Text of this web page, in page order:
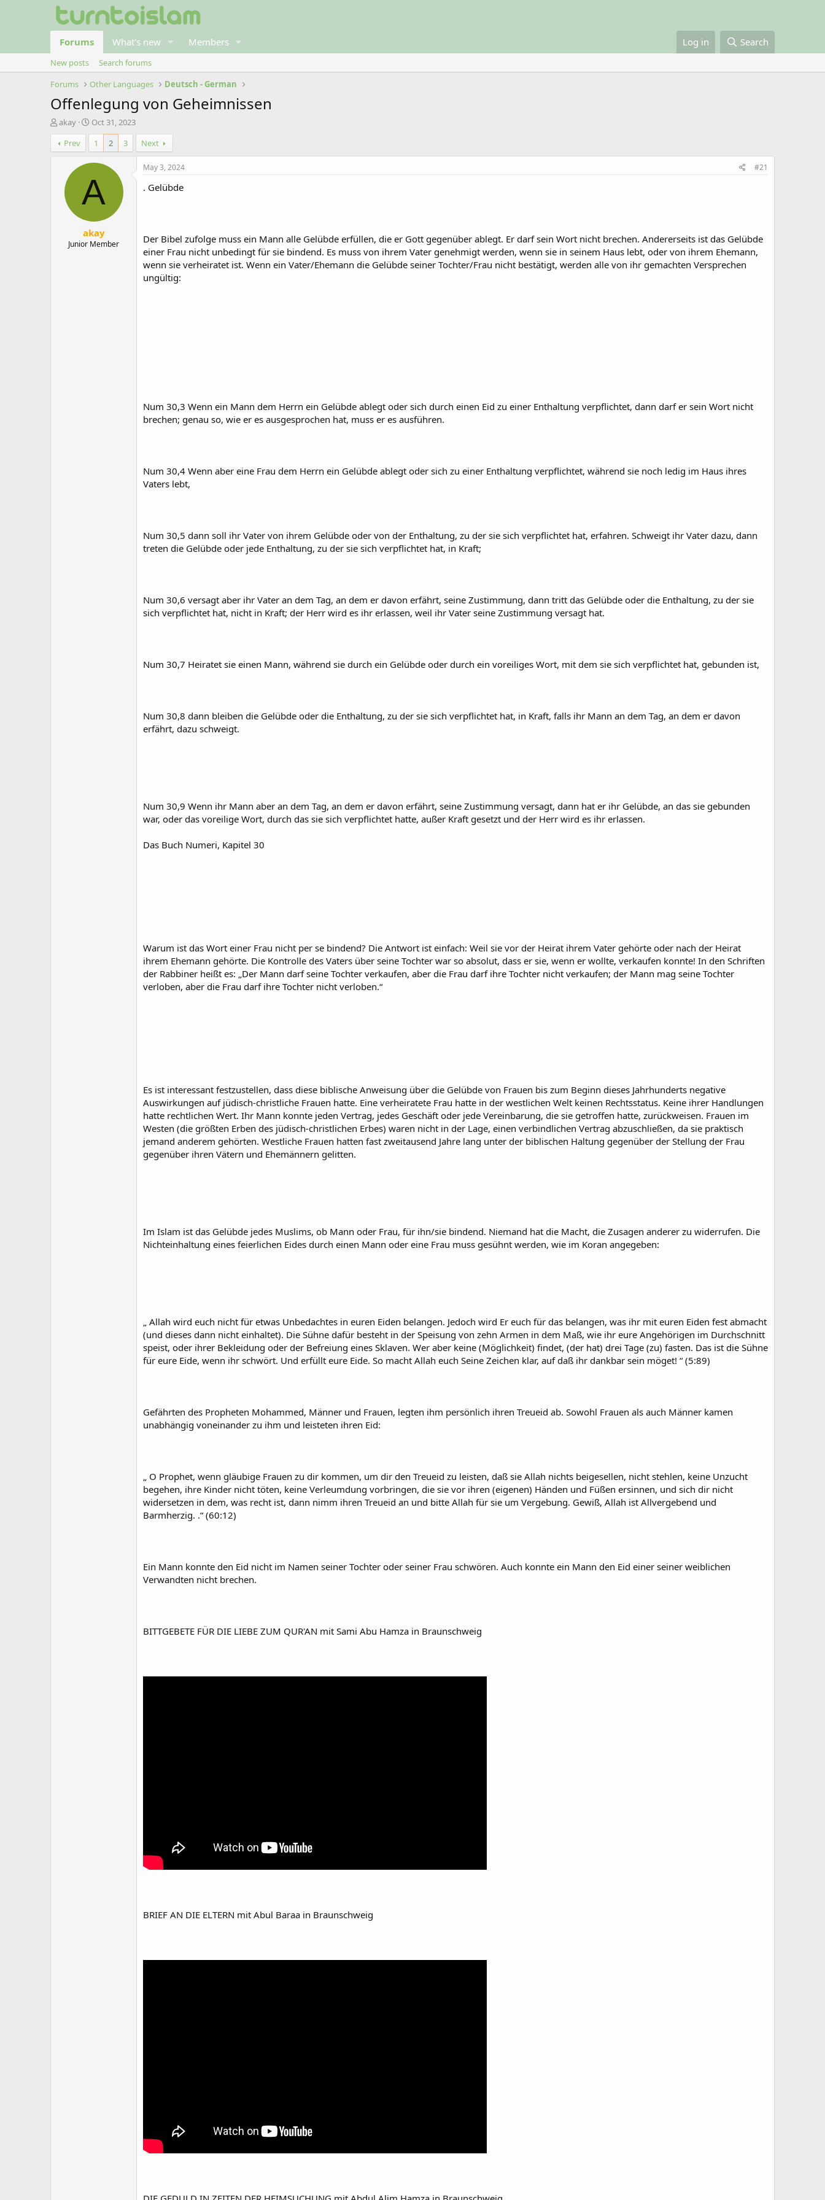
Forums What's new Members Log in Search
New posts
Search forums
Forums
Other Languages Deutsch - German
Offenlegung von Geheimnissen
T
h
r
e
akay
S
t
a
r
t
a
t
Oct 31, 2023
Prev
1 2 3 Next
A
akay
Junior Member
May 3, 2024 #21
. Gelübde
Der Bibel zufolge muss ein Mann alle Gelübde erfüllen, die er Gott gegenüber ablegt. Er darf sein Wort nicht brechen. Andererseits ist das Gelübde
einer Frau nicht unbedingt für sie bindend. Es muss von ihrem Vater genehmigt werden, wenn sie in seinem Haus lebt, oder von ihrem Ehemann,
wenn sie verheiratet ist. Wenn ein Vater/Ehemann die Gelübde seiner Tochter/Frau nicht bestätigt, werden alle von ihr gemachten Versprechen
ungültig:
Num 30,3 Wenn ein Mann dem Herrn ein Gelübde ablegt oder sich durch einen Eid zu einer Enthaltung verpflichtet, dann darf er sein Wort nicht
brechen; genau so, wie er es ausgesprochen hat, muss er es ausführen.
Num 30,4 Wenn aber eine Frau dem Herrn ein Gelübde ablegt oder sich zu einer Enthaltung verpflichtet, während sie noch ledig im Haus ihres
Vaters lebt,
Num 30,5 dann soll ihr Vater von ihrem Gelübde oder von der Enthaltung, zu der sie sich verpflichtet hat, erfahren. Schweigt ihr Vater dazu, dann
treten die Gelübde oder jede Enthaltung, zu der sie sich verpflichtet hat, in Kraft;
Num 30,6 versagt aber ihr Vater an dem Tag, an dem er davon erfährt, seine Zustimmung, dann tritt das Gelübde oder die Enthaltung, zu der sie
sich verpflichtet hat, nicht in Kraft; der Herr wird es ihr erlassen, weil ihr Vater seine Zustimmung versagt hat.
Num 30,7 Heiratet sie einen Mann, während sie durch ein Gelübde oder durch ein voreiliges Wort, mit dem sie sich verpflichtet hat, gebunden ist,
Num 30,8 dann bleiben die Gelübde oder die Enthaltung, zu der sie sich verpflichtet hat, in Kraft, falls ihr Mann an dem Tag, an dem er davon
erfährt, dazu schweigt.
Num 30,9 Wenn ihr Mann aber an dem Tag, an dem er davon erfährt, seine Zustimmung versagt, dann hat er ihr Gelübde, an das sie gebunden
war, oder das voreilige Wort, durch das sie sich verpflichtet hatte, außer Kraft gesetzt und der Herr wird es ihr erlassen.
Das Buch Numeri, Kapitel 30
Warum ist das Wort einer Frau nicht per se bindend? Die Antwort ist einfach: Weil sie vor der Heirat ihrem Vater gehörte oder nach der Heirat
ihrem Ehemann gehörte. Die Kontrolle des Vaters über seine Tochter war so absolut, dass er sie, wenn er wollte, verkaufen konnte! In den Schriften
der Rabbiner heißt es: „Der Mann darf seine Tochter verkaufen, aber die Frau darf ihre Tochter nicht verkaufen; der Mann mag seine Tochter
verloben, aber die Frau darf ihre Tochter nicht verloben.“
Es ist interessant festzustellen, dass diese biblische Anweisung über die Gelübde von Frauen bis zum Beginn dieses Jahrhunderts negative
Auswirkungen auf jüdisch-christliche Frauen hatte. Eine verheiratete Frau hatte in der westlichen Welt keinen Rechtsstatus. Keine ihrer Handlungen
hatte rechtlichen Wert. Ihr Mann konnte jeden Vertrag, jedes Geschäft oder jede Vereinbarung, die sie getroffen hatte, zurückweisen. Frauen im
Westen (die größten Erben des jüdisch-christlichen Erbes) waren nicht in der Lage, einen verbindlichen Vertrag abzuschließen, da sie praktisch
jemand anderem gehörten. Westliche Frauen hatten fast zweitausend Jahre lang unter der biblischen Haltung gegenüber der Stellung der Frau
gegenüber ihren Vätern und Ehemännern gelitten.
Im Islam ist das Gelübde jedes Muslims, ob Mann oder Frau, für ihn/sie bindend. Niemand hat die Macht, die Zusagen anderer zu widerrufen. Die
Nichteinhaltung eines feierlichen Eides durch einen Mann oder eine Frau muss gesühnt werden, wie im Koran angegeben:
„ Allah wird euch nicht für etwas Unbedachtes in euren Eiden belangen. Jedoch wird Er euch für das belangen, was ihr mit euren Eiden fest abmacht
(und dieses dann nicht einhaltet). Die Sühne dafür besteht in der Speisung von zehn Armen in dem Maß, wie ihr eure Angehörigen im Durchschnitt
speist, oder ihrer Bekleidung oder der Befreiung eines Sklaven. Wer aber keine (Möglichkeit) findet, (der hat) drei Tage (zu) fasten. Das ist die Sühne
für eure Eide, wenn ihr schwört. Und erfüllt eure Eide. So macht Allah euch Seine Zeichen klar, auf daß ihr dankbar sein möget! “ (5:89)
Gefährten des Propheten Mohammed, Männer und Frauen, legten ihm persönlich ihren Treueid ab. Sowohl Frauen als auch Männer kamen
unabhängig voneinander zu ihm und leisteten ihren Eid:
„ O Prophet, wenn gläubige Frauen zu dir kommen, um dir den Treueid zu leisten, daß sie Allah nichts beigesellen, nicht stehlen, keine Unzucht
begehen, ihre Kinder nicht töten, keine Verleumdung vorbringen, die sie vor ihren (eigenen) Händen und Füßen ersinnen, und sich dir nicht
widersetzen in dem, was recht ist, dann nimm ihren Treueid an und bitte Allah für sie um Vergebung. Gewiß, Allah ist Allvergebend und
Barmherzig. .“ (60:12)
Ein Mann konnte den Eid nicht im Namen seiner Tochter oder seiner Frau schwören. Auch konnte ein Mann den Eid einer seiner weiblichen
Verwandten nicht brechen.
BITTGEBETE FÜR DIE LIEBE ZUM QUR'AN mit Sami Abu Hamza in Braunschweig
BRIEF AN DIE ELTERN mit Abul Baraa in Braunschweig